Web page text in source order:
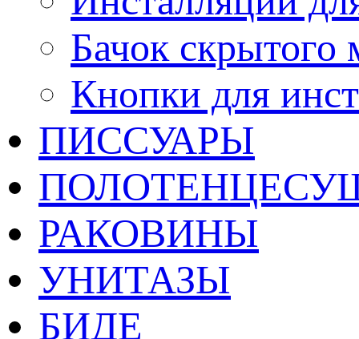
Бачок скрытого
Кнопки для
ПИССУАРЫ
РАКОВИНЫ
УНИТАЗЫ
БИДЕ